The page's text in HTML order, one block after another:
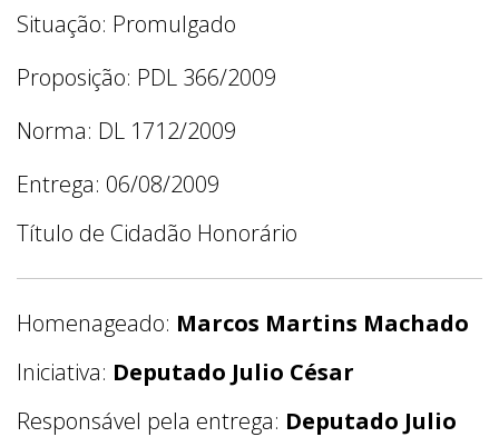
Situação: Promulgado
Proposição: PDL 366/2009
Norma: DL 1712/2009
Entrega: 06/08/2009
Título de Cidadão Honorário
Homenageado: Marcos Martins Machado
Iniciativa: Deputado Julio César
Responsável pela entrega: Deputado Julio